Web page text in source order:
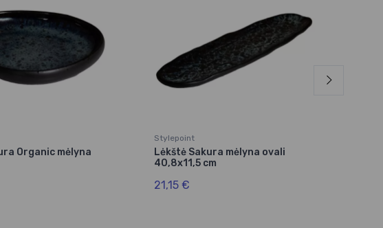
Organic mėlyna
Stylepoint
Lėkštė Sakura mėlyna ovali
40,8x11,5 cm
21,15 €